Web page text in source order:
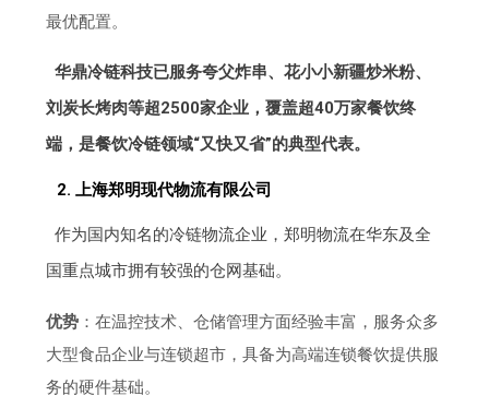
最优配置。
华鼎冷链科技已服务夸父炸串、花小小新疆炒米粉、
刘炭长烤肉等超2500家企业，覆盖超40万家餐饮终
端，是餐饮冷链领域“又快又省”的典型代表。
2. 上海郑明现代物流有限公司
作为国内知名的冷链物流企业，郑明物流在华东及全
国重点城市拥有较强的仓网基础。
优势 ：在温控技术、仓储管理方面经验丰富，服务众多
大型食品企业与连锁超市，具备为高端连锁餐饮提供服
务的硬件基础。